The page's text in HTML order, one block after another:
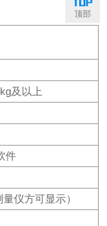
及以上
件
量仪方可显示）
顶部